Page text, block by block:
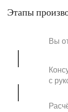
Этапы
Вы
с